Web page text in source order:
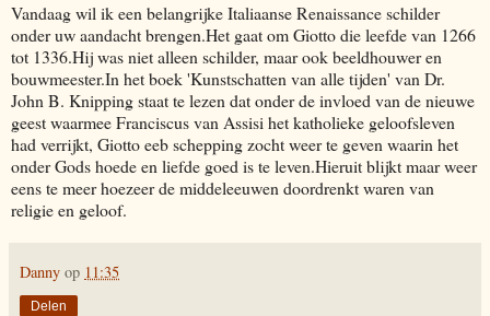
Vandaag wil ik een belangrijke Italiaanse Renaissance schilder
onder uw aandacht brengen.Het gaat om Giotto die leefde van 1266
tot 1336.Hij was niet alleen schilder, maar ook beeldhouwer en
bouwmeester.In het boek 'Kunstschatten van alle tijden' van Dr.
John B. Knipping staat te lezen dat onder de invloed van de nieuwe
geest waarmee Franciscus van Assisi het katholieke geloofsleven
had verrijkt, Giotto eeb schepping zocht weer te geven waarin het
onder Gods hoede en liefde goed is te leven.Hieruit blijkt maar weer
eens te meer hoezeer de middeleeuwen doordrenkt waren van
religie en geloof.
Danny op 11:35
Delen